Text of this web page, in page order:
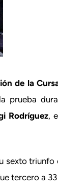
de la
prueba
Rodríguez,
sexto
tercero a